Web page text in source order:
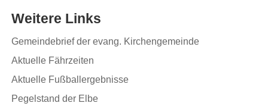
Weitere Links
Gemeindebrief der evang. Kirchengemeinde
Aktuelle Fährzeiten
Aktuelle Fußballergebnisse
Pegelstand der Elbe